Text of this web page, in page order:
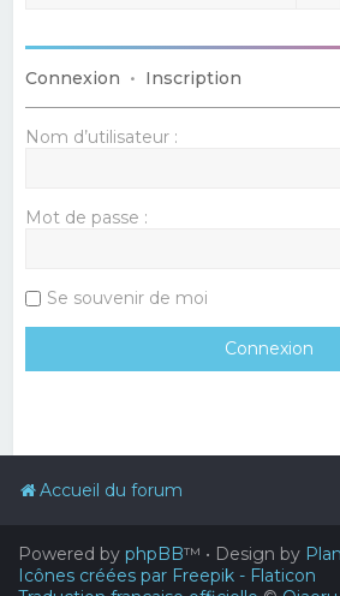
Connexion • Inscription
Nom d’utilisateur :
Mot de passe :
Se souvenir de moi
Accueil du forum
Powered by phpBB™ • Design by
Icônes créées par Freepik - Flaticon